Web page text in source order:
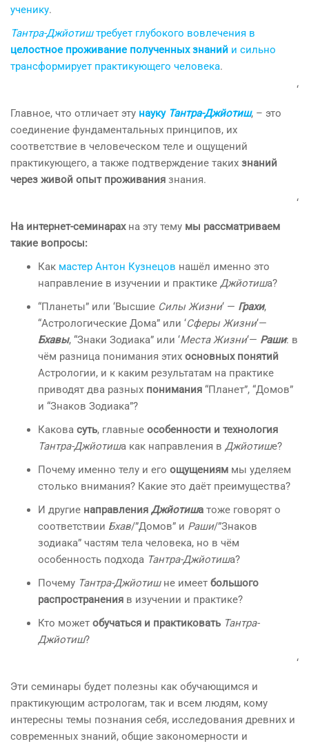
ученику.
Тантра-Джйотиштребует глубокого вовлечения в
целостное проживание полученных знаний и сильно
трансформирует практикующего человека.
‘
Главное, что отличает эту науку Тантра-Джйотиш, – это
соединение фундаментальных принципов, их
соответствие в человеческом теле и ощущений
практикующего, а также подтверждение таких знаний
через живой опыт проживания знания.
‘
На интернет-семинарахна эту тему мы рассматриваем
такие вопросы:
Как мастер Антон Кузнецов нашёл именно это
направление в изучении и практике Джйотиша?
“Планеты” или ‘Высшие Силы Жизни‘ — Грахи,
“Астрологические Дома” или ‘Сферы Жизни‘—
Бхавы, “Знаки Зодиака” или ‘Места Жизни‘— Раши: в
чём разница понимания этих основных понятий
Астрологии, и к каким результатам на практике
приводят два разных понимания “Планет”, “Домов”
и “Знаков Зодиака”?
Какова суть, главные особенности и технология
Тантра-Джйотиша как направления в Джйотише?
Почему именно телу и его ощущениям мы уделяем
столько внимания? Какие это даёт преимущества?
И другие направления Джйотиша тоже говорят о
соответствии Бхав/”Домов” и Раши/”Знаков
зодиака” частям тела человека, но в чём
особенность подхода Тантра-Джйотиша?
Почему Тантра-Джйотишне имеет большого
распространения в изучении и практике?
Кто может обучаться и практиковать Тантра-
Джйотиш?
‘
Эти семинары будет полезны как обучающимся и
практикующим астрологам, так и всем людям, кому
интересны темы познания себя, исследования древних и
современных знаний, общие закономерности и